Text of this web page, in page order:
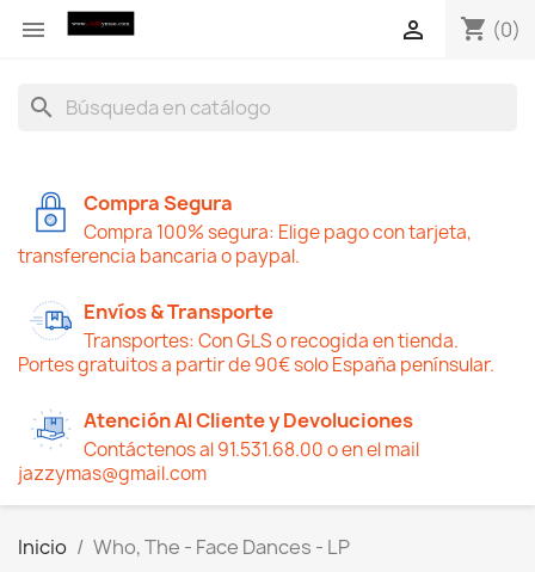
 shopping_cart (0)

search
Compra Segura
Compra 100% segura: Elige pago con tarjeta,
transferencia bancaria o paypal.
Envíos & Transporte
Transportes: Con GLS o recogida en tienda.
Portes gratuitos a partir de 90€ solo España penínsular.
Atención Al Cliente y Devoluciones
Contáctenos al 91.531.68.00 o en el mail
jazzymas@gmail.com
Inicio Who, The - Face Dances - LP